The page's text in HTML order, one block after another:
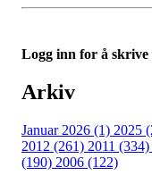
Logg inn for å skrive
Arkiv
Januar 2026 (1) 2025
2012 (261) 2011 (334)
(190) 2006 (122)